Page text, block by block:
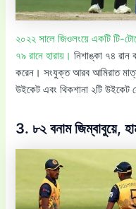
২০২২ সালে জিওলংয়ে একটি টি-
৭৯ রানে হারায়। নিশাঙ্কা ৭৪ রান
করেন। সংযুক্ত আরব আমিরাত মাত্র
উইকেট এবং থিকশানা ২টি উইকেট
3. ৮২ বনাম জিম্বাবুয়ে,